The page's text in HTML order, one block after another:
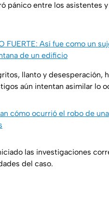
pánico entre los asistentes
FUERTE: Así fue como un
de un edificio
llanto y desesperación,
aún intentan asimilar lo
cómo ocurrió el robo de
las investigaciones
del caso.